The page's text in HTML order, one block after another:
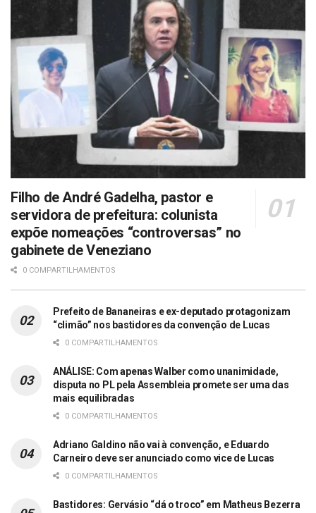
Filho de André Gadelha, pastor e
servidora de prefeitura: colunista
expõe nomeações “controversas” no
gabinete de Veneziano
0 COMPARTILHAMENTOS
Prefeito de Bananeiras e ex-deputado protagonizam
“climão” nos bastidores da convenção de Lucas
0 COMPARTILHAMENTOS
ANÁLISE: Com apenas Walber como unanimidade,
disputa no PL pela Assembleia promete ser uma das
mais equilibradas
0 COMPARTILHAMENTOS
Adriano Galdino não vai à convenção, e Eduardo
Carneiro deve ser anunciado como vice de Lucas
0 COMPARTILHAMENTOS
Bastidores: Gervásio “dá o troco” em Matheus Bezerra